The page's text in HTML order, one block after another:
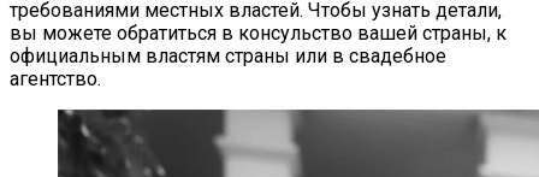
требованиями местных властей. Чтобы узнать детали,
вы можете обратиться в консульство вашей страны, к
официальным властям страны или в свадебное
агентство.